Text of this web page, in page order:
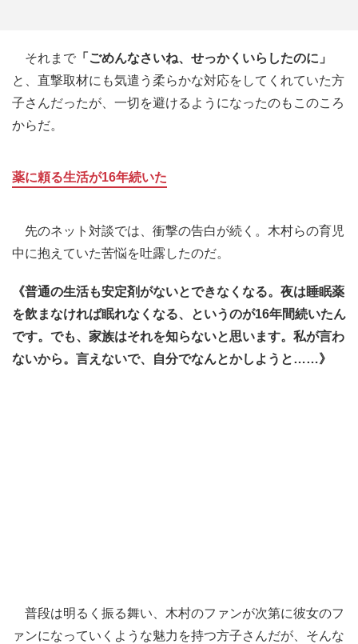
それまで 「ごめんなさいね、せっかくいらしたのに」
と、直撃取材にも気遣う柔らかな対応をしてくれていた方
子さんだったが、一切を避けるようになったのもこのころ
からだ。
薬に頼る生活が16年続いた
先のネット対談では、衝撃の告白が続く。木村らの育児
中に抱えていた苦悩を吐露したのだ。
《普通の生活も安定剤がないとできなくなる。夜は睡眠薬
を飲まなければ眠れなくなる、というのが16年間続いたん
です。でも、家族はそれを知らないと思います。私が言わ
ないから。言えないで、自分でなんとかしようと……》
普段は明るく振る舞い、木村のファンが次第に彼女のフ
ァンになっていくような魅力を持つ方子さんだが、そんな